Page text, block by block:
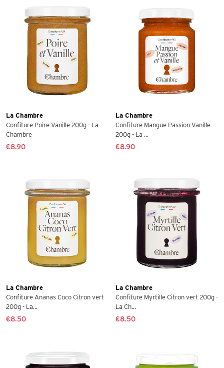
La Chambre
Confiture Poire Vanille 200g - La
Chambre
€8.90
La Chambre
Confiture Mangue Passion Vanille
200g - La ...
€8.90
La Chambre
Confiture Ananas Coco Citron vert
200g - La...
€8.50
La Chambre
Confiture Myrtille Citron vert 200g -
La Ch...
€8.50